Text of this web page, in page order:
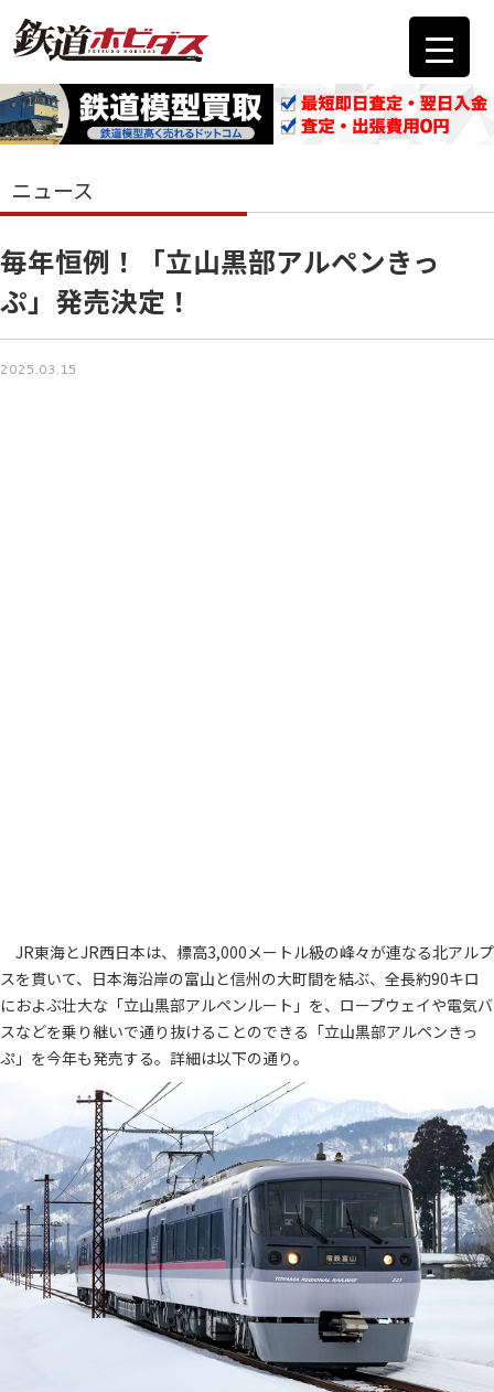
ニュース
毎年恒例！「立山黒部アルペンきっ
ぷ」発売決定！
2025.03.15
JR東海とJR西日本は、標高3,000メートル級の峰々が連なる北アルプ
スを貫いて、日本海沿岸の富山と信州の大町間を結ぶ、全長約90キロ
におよぶ壮大な「立山黒部アルペンルート」を、ロープウェイや電気バ
スなどを乗り継いで通り抜けることのできる「立山黒部アルペンきっ
ぷ」を今年も発売する。詳細は以下の通り。